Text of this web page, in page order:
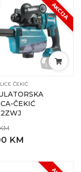
AKCIJA
ČEKIĆ
ČEKIĆ
KM